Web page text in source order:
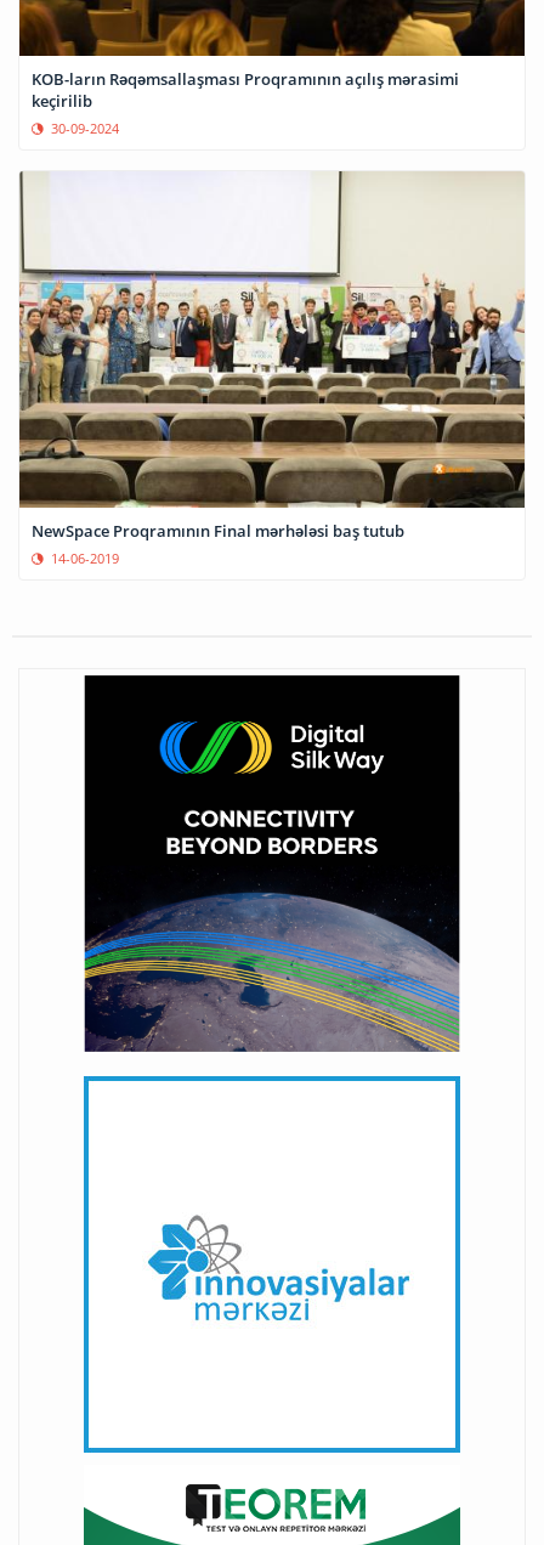
KOB-ların Rəqəmsallaşması Proqramının açılış mərasimi
keçirilib
30-09-2024
NewSpace Proqramının Final mərhələsi baş tutub
14-06-2019